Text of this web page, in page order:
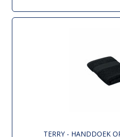
TERRY - HANDDOEK